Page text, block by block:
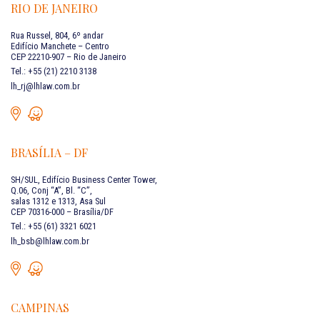
RIO DE JANEIRO
Rua Russel, 804, 6º andar
Edifício Manchete – Centro
CEP 22210-907 – Rio de Janeiro
Tel.: +55 (21) 2210 3138
lh_rj@lhlaw.com.br
BRASÍLIA – DF
SH/SUL, Edifício Business Center Tower,
Q.06, Conj “A”, Bl. “C”,
salas 1312 e 1313, Asa Sul
CEP 70316-000 – Brasília/DF
Tel.: +55 (61) 3321 6021
lh_bsb@lhlaw.com.br
CAMPINAS